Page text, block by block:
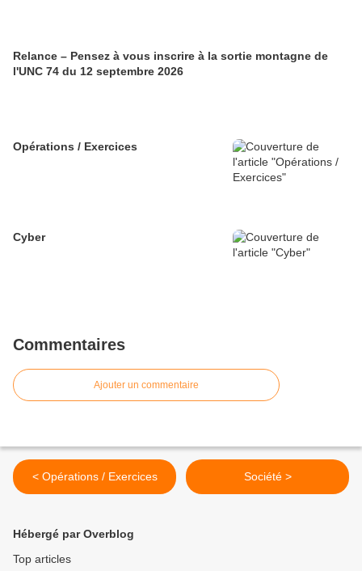
Relance – Pensez à vous inscrire à la sortie montagne de
l'UNC 74 du 12 septembre 2026
Opérations / Exercices
Cyber
Commentaires
Ajouter un commentaire
< Opérations / Exercices Société >
Hébergé par Overblog
Top articles